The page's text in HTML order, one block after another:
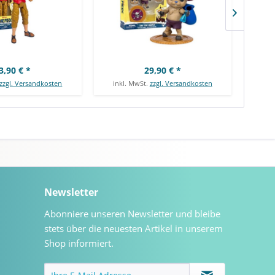
€ *
zzgl. Versandkosten
29,90 € *
inkl. MwSt. zzgl. Versandkosten
Newsletter
Abonniere unseren Newsletter und bleibe
stets über die neuesten Artikel in unserem
Shop informiert.